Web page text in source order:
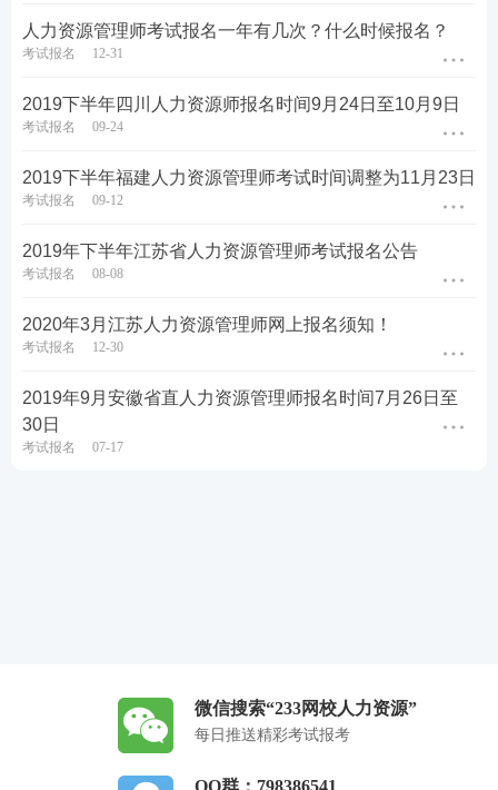
人力资源管理师考试报名一年有几次？什么时候报名？
考试报名 12-31
2019下半年四川人力资源师报名时间9月24日至10月9日
考试报名 09-24
2019下半年福建人力资源管理师考试时间调整为11月23日
考试报名 09-12
2019年下半年江苏省人力资源管理师考试报名公告
考试报名 08-08
2020年3月江苏人力资源管理师网上报名须知！
考试报名 12-30
2019年9月安徽省直人力资源管理师报名时间7月26日至
30日
考试报名 07-17
微信搜索“233网校人力资源”
每日推送精彩考试报考
QQ群：798386541